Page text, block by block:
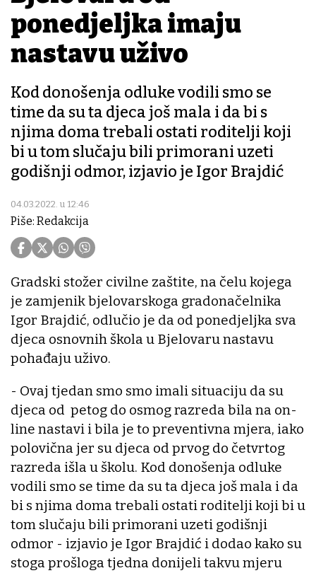
ponedjeljka imaju
nastavu uživo
Kod donošenja odluke vodili smo se
time da su ta djeca još mala i da bi s
njima doma trebali ostati roditelji koji
bi u tom slučaju bili primorani uzeti
godišnji odmor, izjavio je Igor Brajdić
04.03.2022. u 12:46
Piše: Redakcija
Gradski stožer civilne zaštite, na čelu kojega
je zamjenik bjelovarskoga gradonačelnika
Igor Brajdić, odlučio je da od ponedjeljka sva
djeca osnovnih škola u Bjelovaru nastavu
pohađaju uživo.
- Ovaj tjedan smo smo imali situaciju da su
djeca od petog do osmog razreda bila na on-
line nastavi i bila je to preventivna mjera, iako
polovična jer su djeca od prvog do četvrtog
razreda išla u školu. Kod donošenja odluke
vodili smo se time da su ta djeca još mala i da
bi s njima doma trebali ostati roditelji koji bi u
tom slučaju bili primorani uzeti godišnji
odmor - izjavio je Igor Brajdić i dodao kako su
stoga prošloga tjedna donijeli takvu mjeru